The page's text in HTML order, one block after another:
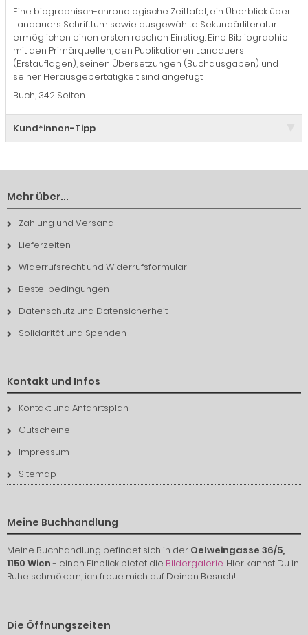
Eine biographisch-chronologische Zeittafel, ein Überblick über
Landauers Schrifttum sowie ausgewählte Sekundärliteratur
ermöglichen einen ersten raschen Einstieg. Eine Bibliographie
mit den Primärquellen, den Publikationen Landauers
(Erstauflagen), seinen Übersetzungen (Buchausgaben) und
seiner Herausgebertätigkeit sind angefügt.
Buch, 342 Seiten
Kund*innen-Tipp
Mehr über...
Zahlung und Versand
Lieferzeiten
Widerrufsrecht und Widerrufsformular
Bestellbedingungen
Datenschutz und Datensicherheit
Solidarität und Spenden
Kontakt und Infos
Kontakt und Anfahrtsplan
Gutscheine
Impressum
Sitemap
Meine Buchhandlung
Meine Buchhandlung befindet sich in der Oelweingasse 36/5,
1150 Wien- einen Einblick bietet die Bildergalerie. Hier kannst Du in
Ruhe schmökern, ich freue mich auf Deinen Besuch!
Die Öffnungszeiten